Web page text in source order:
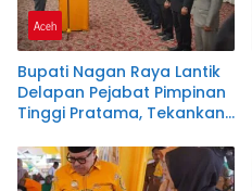
Aceh
Bupati Nagan Raya Lantik
Delapan Pejabat Pimpinan
Tinggi Pratama, Tekankan